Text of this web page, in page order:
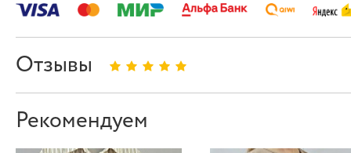
Отзывы
Рекомендуем